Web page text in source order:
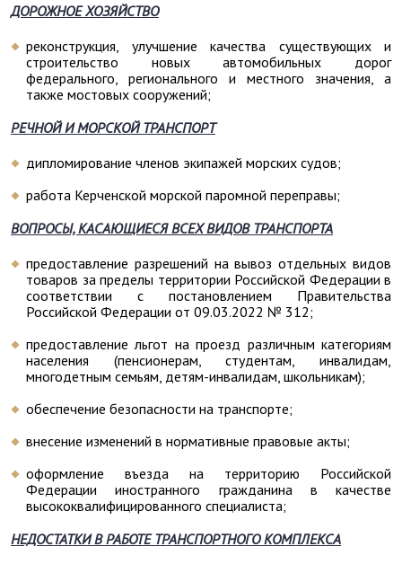
ДОРОЖНОЕ ХОЗЯЙСТВО
реконструкция, улучшение качества существующих и
строительство новых автомобильных дорог
федерального, регионального и местного значения, а
также мостовых сооружений;
РЕЧНОЙ И МОРСКОЙ ТРАНСПОРТ
дипломирование членов экипажей морских судов;
работа Керченской морской паромной переправы;
ВОПРОСЫ, КАСАЮЩИЕСЯ ВСЕХ ВИДОВ ТРАНСПОРТА
предоставление разрешений на вывоз отдельных видов
товаров за пределы территории Российской Федерации в
соответствии с постановлением Правительства
Российской Федерации от 09.03.2022 № 312;
предоставление льгот на проезд различным категориям
населения (пенсионерам, студентам, инвалидам,
многодетным семьям, детям-инвалидам, школьникам);
обеспечение безопасности на транспорте;
внесение изменений в нормативные правовые акты;
оформление въезда на территорию Российской
Федерации иностранного гражданина в качестве
высококвалифицированного специалиста;
НЕДОСТАТКИ В РАБОТЕ ТРАНСПОРТНОГО КОМПЛЕКСА